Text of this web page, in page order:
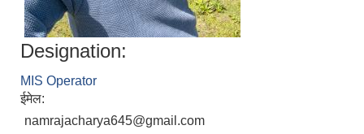
Designation:
MIS Operator
ईमेल:
namrajacharya645@gmail.com